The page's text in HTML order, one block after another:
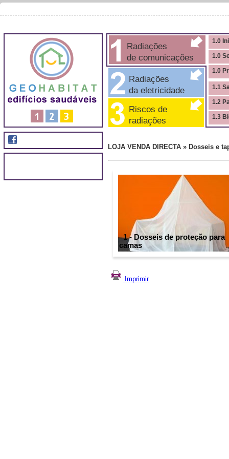
Radiações
de comunicações
Radiações
da eletricidade
Riscos de
radiações
1.0
1.0
1.0
1.1
1.2
1.3
LOJA VENDA DIRECTA » Dosseis e
1 - Dosseis de proteção para
camas
Imprimir